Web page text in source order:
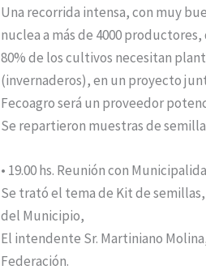
Una recorrida intensa, con muy
nuclea a más de 4000
80% de los cultivos necesitan
(invernaderos), en un proyecto
Fecoagro será un proveedor
Se repartieron muestras de
• 19.00 hs. Reunión con
Se trató el tema de Kit de
del Municipio,
El intendente Sr. Martiniano
Federación.